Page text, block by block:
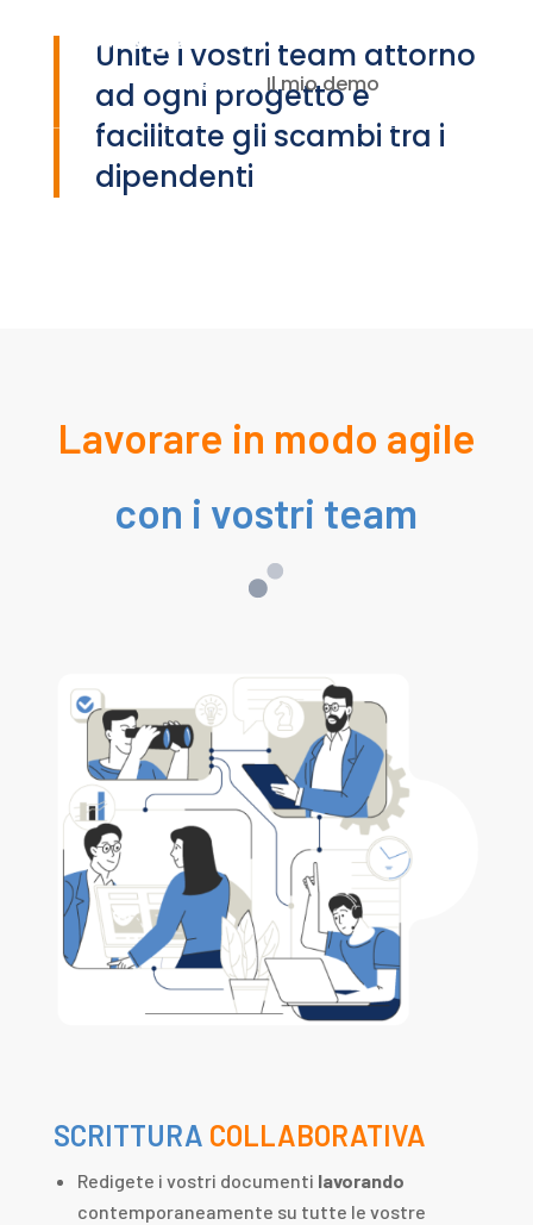
Connessione Il mio demo
Unite i vostri team attorno
ad ogni progetto e
facilitate gli scambi tra i
dipendenti
Lavorare in modo agile
con i vostri team
SCRITTURA COLLABORATIVA
Redigete i vostri documenti lavorando
contemporaneamente su tutte le vostre